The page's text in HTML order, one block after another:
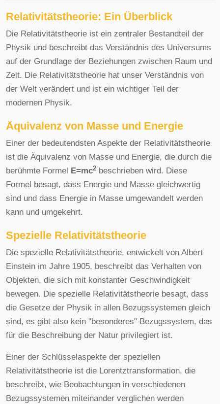
Relativitätstheorie: Ein Überblick
Die Relativitätstheorie ist ein zentraler Bestandteil der
Physik und beschreibt das Verständnis des Universums
auf der Grundlage der Beziehungen zwischen Raum und
Zeit. Die Relativitätstheorie hat unser Verständnis von
der Welt verändert und ist ein wichtiger Teil der
modernen Physik.
Äquivalenz von Masse und Energie
Einer der bedeutendsten Aspekte der Relativitätstheorie
ist die Äquivalenz von Masse und Energie, die durch die
berühmte Formel E=mc2 beschrieben wird. Diese
Formel besagt, dass Energie und Masse gleichwertig
sind und dass Energie in Masse umgewandelt werden
kann und umgekehrt.
Spezielle Relativitätstheorie
Die spezielle Relativitätstheorie, entwickelt von Albert
Einstein im Jahre 1905, beschreibt das Verhalten von
Objekten, die sich mit konstanter Geschwindigkeit
bewegen. Die spezielle Relativitätstheorie besagt, dass
die Gesetze der Physik in allen Bezugssystemen gleich
sind, es gibt also kein "besonderes" Bezugssystem, das
für die Beschreibung der Natur privilegiert ist.
Einer der Schlüsselaspekte der speziellen
Relativitätstheorie ist die Lorentztransformation, die
beschreibt, wie Beobachtungen in verschiedenen
Bezugssystemen miteinander verglichen werden